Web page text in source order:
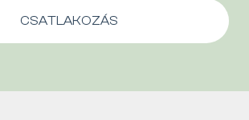
CSATLAKOZÁS